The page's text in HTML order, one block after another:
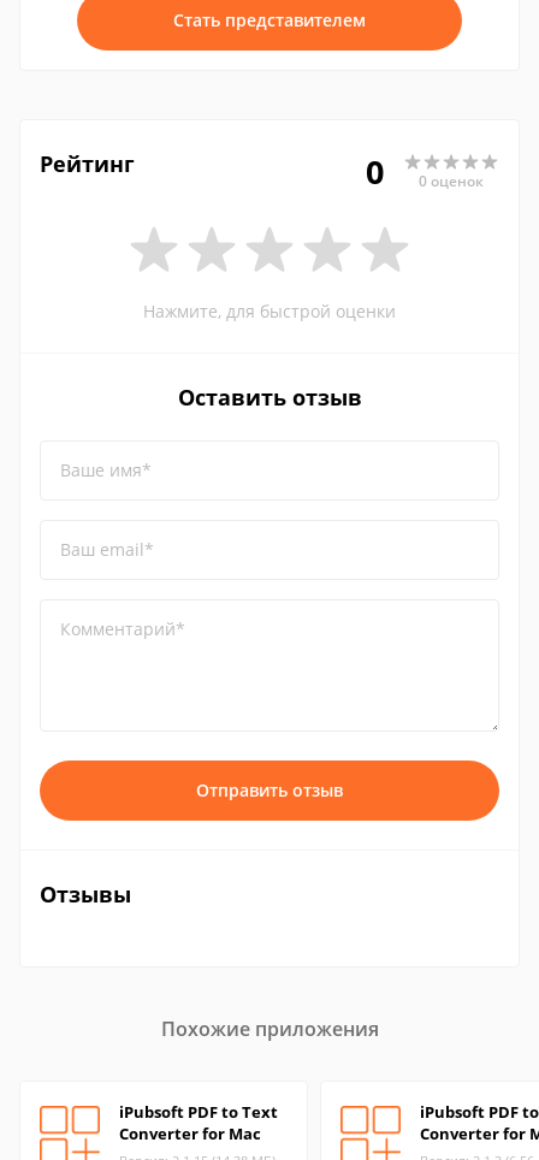
Стать представителем
Рейтинг 0 0 оценок
Нажмите, для быстрой оценки
Оставить отзыв
Ваше имя*
Ваш email*
Комментарий*
Отправить отзыв
Отзывы
Похожие приложения
iPubsoft PDF to Text
Converter for Mac
iPubsoft PDF
Converter for